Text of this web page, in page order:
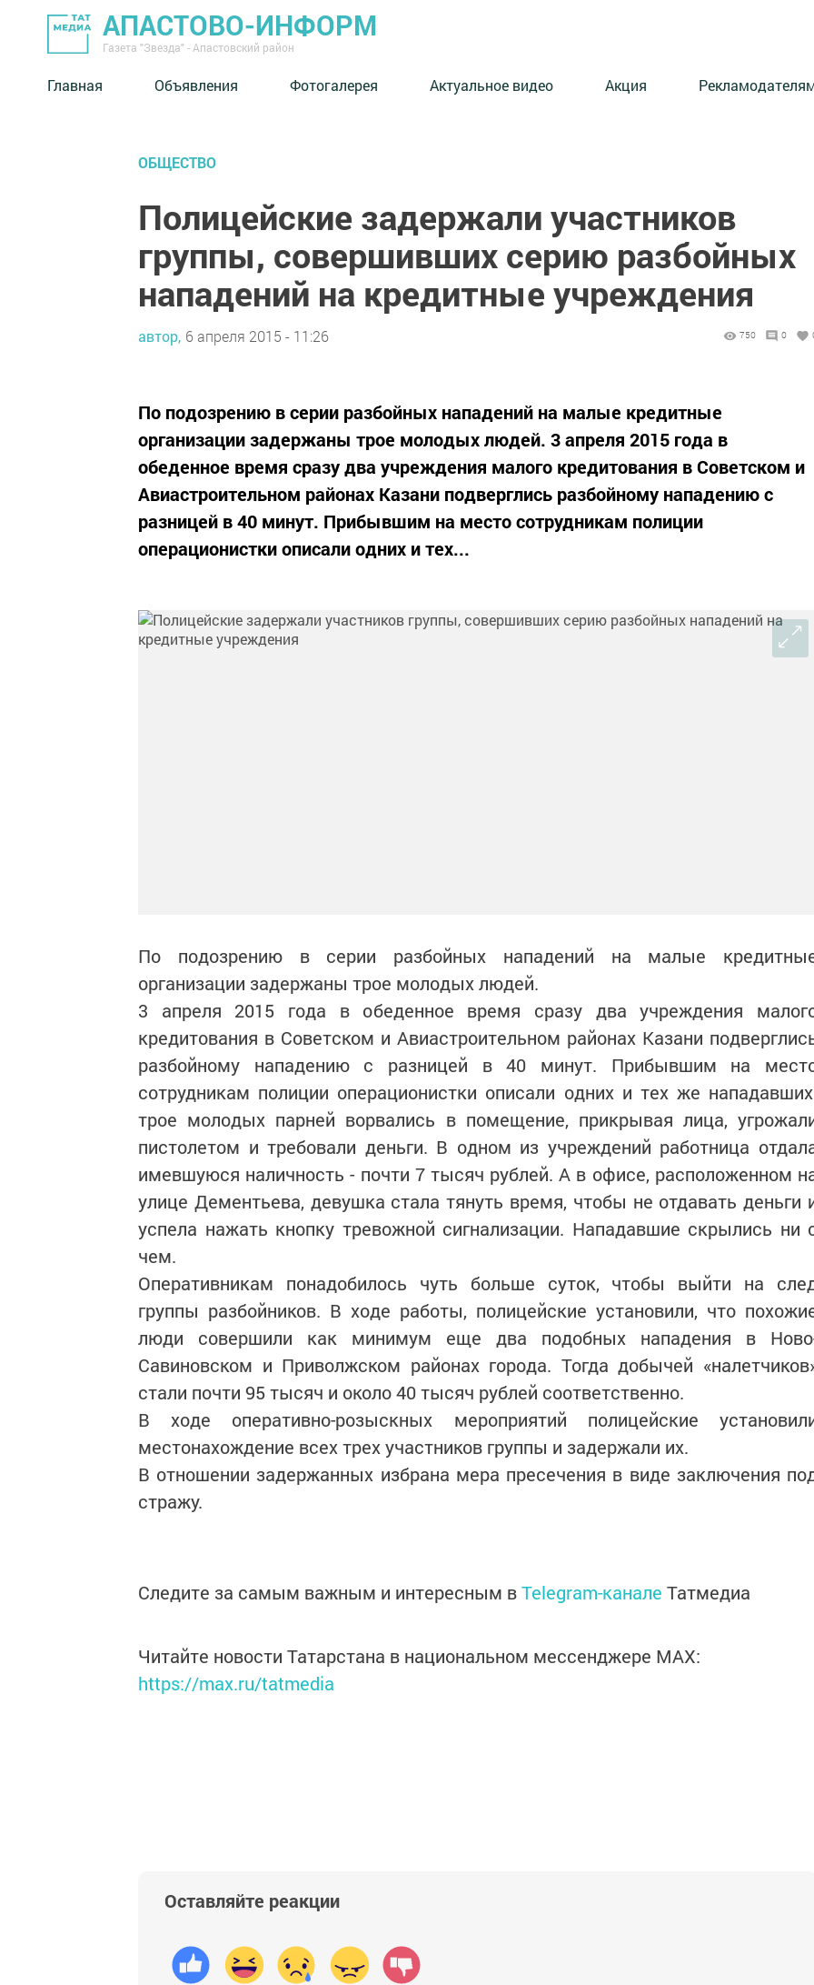
АПАСТОВО-ИНФОРМ
Газета "Звезда" - Апастовский район
Главная Объявления Фотогалерея Актуальное видео Акция
ОБЩЕСТВО
Полицейские задержали участников
группы, совершивших серию разбойных
нападений на кредитные учреждения
автор, 6 апреля 2015 - 11:26 750 0
По подозрению в серии разбойных нападений на малые кредитные
организации задержаны трое молодых людей. 3 апреля 2015 года в
обеденное время сразу два учреждения малого кредитования в Советском и
Авиастроительном районах Казани подверглись разбойному нападению с
разницей в 40 минут. Прибывшим на место сотрудникам полиции
операционистки описали одних и тех...
По подозрению в серии разбойных нападений на малые
организации задержаны трое молодых людей.
3 апреля 2015 года в обеденное время сразу два учреждения
кредитования в Советском и Авиастроительном районах Казани
разбойному нападению с разницей в 40 минут. Прибывшим на
сотрудникам полиции операционистки описали одних и тех же
трое молодых парней ворвались в помещение, прикрывая лица,
пистолетом и требовали деньги. В одном из учреждений работница
имевшуюся наличность - почти 7 тысяч рублей. А в офисе, расположенном
улице Дементьева, девушка стала тянуть время, чтобы не отдавать деньги
успела нажать кнопку тревожной сигнализации. Нападавшие скрылись ни
чем.
Оперативникам понадобилось чуть больше суток, чтобы выйти на
группы разбойников. В ходе работы, полицейские установили, что
люди совершили как минимум еще два подобных нападения в
Савиновском и Приволжском районах города. Тогда добычей
стали почти 95 тысяч и около 40 тысяч рублей соответственно.
В ходе оперативно-розыскных мероприятий полицейские
местонахождение всех трех участников группы и задержали их.
В отношении задержанных избрана мера пресечения в виде заключения
стражу.
Следите за самым важным и интересным вTelegram-канале Татмедиа
Читайте новости Татарстана в национальном мессенджере MАХ:
https://max.ru/tatmedia
Оставляйте реакции